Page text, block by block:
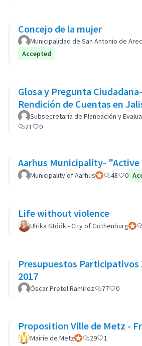
Concejo de la mujer
Municipalidad de San Antonio de
Accepted
Glosa y Pregunta
Rendición de Cuentas en
Subsecretaría de Planeación y
21
0
Aarhus Municipality-
Municipality of AarhusParticipant
48 0
Life without violence
Ulrika Stöök - City of Gothenburg
Presupuestos Participativos
2017
Óscar Pretel Ramírez 77 0
Proposition Ville de Metz -
Mairie de MetzParticipant officiel
29 1